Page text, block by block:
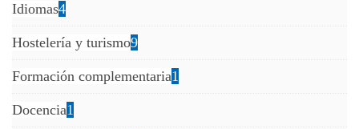
Idiomas4
Hostelería y turismo9
Formación complementaria1
Docencia1